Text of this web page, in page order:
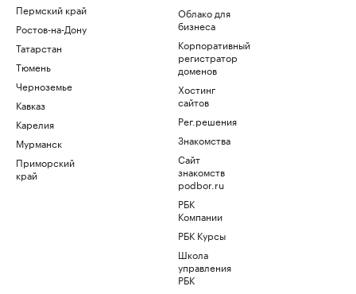
Пермский край
Ростов-на-Дону
Татарстан
Тюмень
Черноземье
Кавказ
Карелия
Мурманск
Приморский
край
Облако для
бизнеса
Корпоративный
регистратор
доменов
Хостинг
сайтов
Рег.решения
Знакомства
Сайт
знакомств
podbor.ru
РБК
Компании
РБК Курсы
Школа
управления
РБК